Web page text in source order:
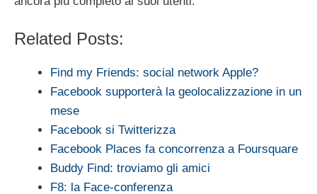
Related Posts:
Find my Friends: social network Apple?
Facebook supporterà la geolocalizzazione in un
mese
Facebook si Twitterizza
Facebook Places fa concorrenza a Foursquare
Buddy Find: troviamo gli amici
F8: la Face-conferenza